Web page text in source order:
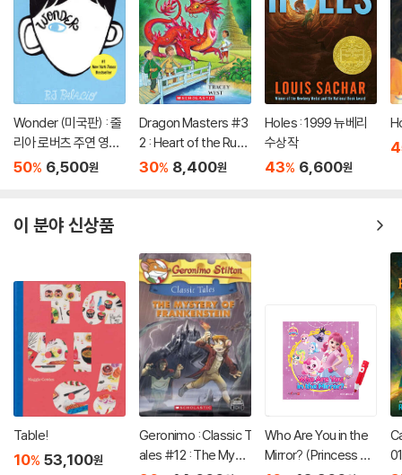
Wonder (미국판) : 줄
리아 로버츠 주연 영화
'원더' 원작 소설
50% 6,500원
Dragon Masters #3
2 : Heart of the Ruby
Dragon (A Branches
30% 8,400원
Holes : 1999 뉴베리
수상작
43% 6,600원
이 분야 신상품
Table!
10% 53,100원
Geronimo : Classic T
ales #12 : The Myst
Who Are You in the
Mirror? (Princess Ca